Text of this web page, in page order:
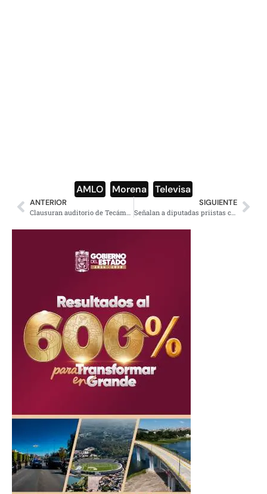
AMLO Morena Televisa
ANTERIOR SIGUIENTE
Señalan a diputadas priistas como misóginas y homofóbicas por ‘¡ehhh… puto!’